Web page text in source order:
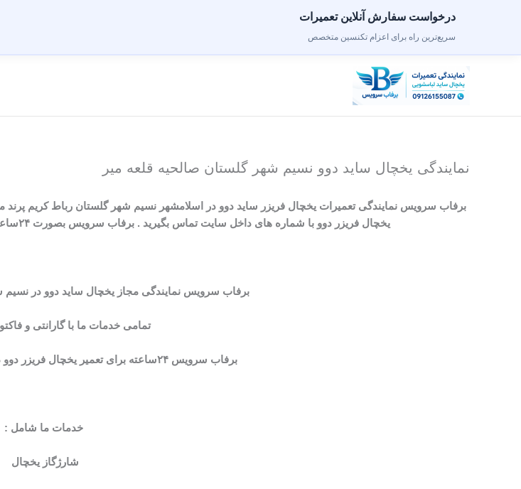
نمایندگی یخچال ساید دوو نسیم شهر گلستان صالحیه قلعه میر
برفاب سرویس نمایندگی تعمیرات یخچال فریزر ساید دوو در اسلامشهر نسیم شهر گلستان رباط کریم پرند
یخچال فریزر دوو با شماره های داخل سایت تماس بگیرید . برفاب سرویس بصورت ۲۴ساعته برای تعمیر یخچال فریزر دوو در خدمت شما مشتریان عزیز میباشد.
برفاب سرویس نمایندگی مجاز یخچال ساید دوو در نسیم
تمامی خدمات ما با گارانتی و
برفاب سرویس ۲۴ساعته برای تعمیر یخچال فریزر دوو در خدمت همشهریان عزیز میباشد.
خدمات ما شامل :
شارژگاز یخچال
درخواست سفارش آنلاین تعمیرات
سریع‌ترین راه برای اعزام تکنسین متخصص